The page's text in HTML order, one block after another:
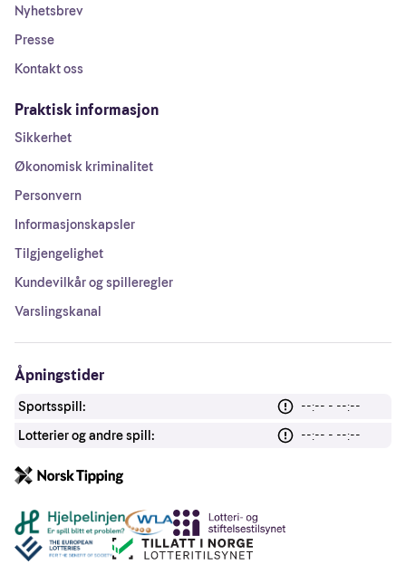
Nyhetsbrev
Presse
Kontakt oss
Praktisk informasjon
Sikkerhet
Økonomisk kriminalitet
Personvern
Informasjonskapsler
Tilgjengelighet
Kundevilkår og spilleregler
Varslingskanal
Åpningstider
Sportsspill:
--:-- - --:--
Lotterier og andre spill:
--:-- - --:--
Andre lenker